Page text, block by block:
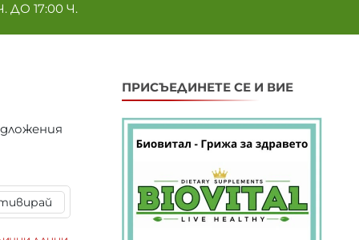
17:00 Ч.
ПРИСЪЕДИНЕТЕ СЕ И ВИЕ